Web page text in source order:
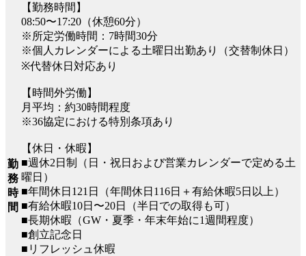
勤
務
時
間
【勤務時間】
08:50〜17:20（休憩60分）
※所定労働時間：7時間30分
※個人カレンダーによる土曜日出勤あり（交替制休日）
※代替休日対応あり
【時間外労働】
月平均：約30時間程度
※36協定における特別条項あり
【休日・休暇】
■週休2日制（日・祝日および営業カレンダーで定める土
曜日）
■年間休日121日（年間休日116日＋有給休暇5日以上）
■有給休暇10日〜20日（半日での取得も可）
■長期休暇（GW・夏季・年末年始に1週間程度）
■創立記念日
■リフレッシュ休暇